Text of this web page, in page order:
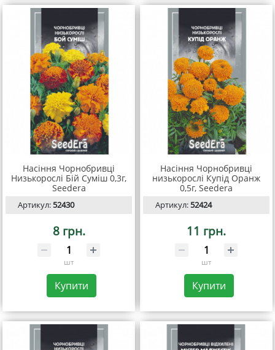
Насіння Чорнобривці
Низькорослі Бій Суміш 0,3г,
Seedera
Артикул:52430
8 грн.
шт
Купити
Насіння Чорнобривці
низькорослі Купід Оранж
0,5г, Seedera
Артикул:52424
11 грн.
шт
Купити